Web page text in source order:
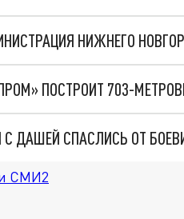
С ДАШЕЙ СПАСЛИСЬ ОТ
СМИ2